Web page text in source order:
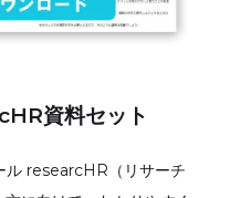
資料セット
ル researcHR（リサーチ